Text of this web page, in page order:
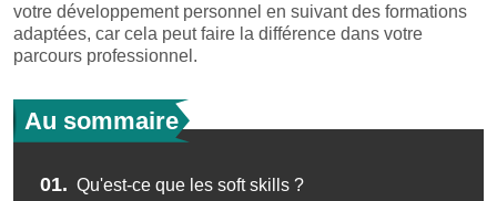
votre développement personnel en suivant des formations
adaptées, car cela peut faire la différence dans votre
parcours professionnel.
Au sommaire
01. Qu'est-ce que les soft skills ?